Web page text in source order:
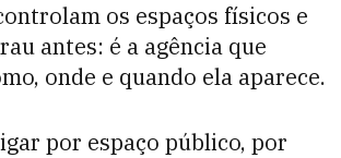
os espaços físicos e
antes: é a agência que
onde e quando ela aparece.
por espaço público, por